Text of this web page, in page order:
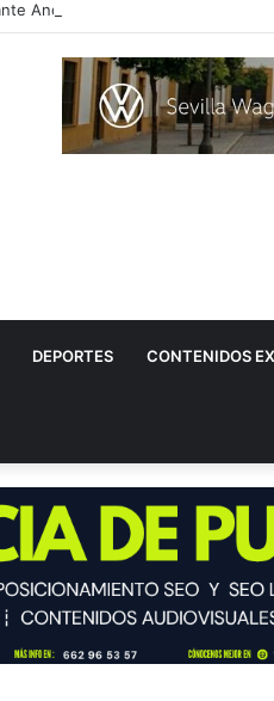
DEPORTES CONTENIDOS